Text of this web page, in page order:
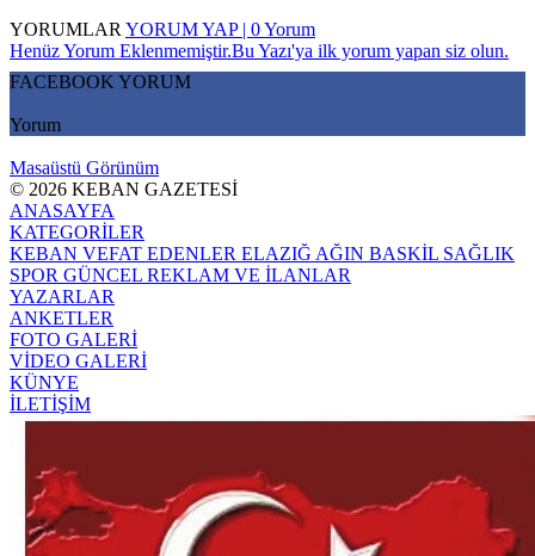
YORUMLAR YORUM YAP | 0 Yorum
Henüz Yorum Eklenmemiştir.Bu Yazı'ya ilk yorum yapan siz olun.
FACEBOOK YORUM
Yorum
Masaüstü Görünüm
© 2026 KEBAN GAZETESİ
ANASAYFA
KATEGORİLER
KEBAN VEFAT EDENLER ELAZIĞ AĞIN BASKİL SAĞLIK
SPOR GÜNCEL REKLAM VE İLANLAR
YAZARLAR
ANKETLER
FOTO GALERİ
VİDEO GALERİ
KÜNYE
İLETİŞİM